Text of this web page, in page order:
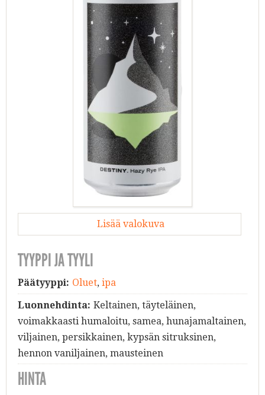
Lisää valokuva
TYYPPI JA TYYLI
Päätyyppi: Oluet, ipa
Luonnehdinta: Keltainen, täyteläinen,
voimakkaasti humaloitu, samea, hunajamaltainen,
viljainen, persikkainen, kypsän sitruksinen,
hennon vaniljainen, mausteinen
HINTA